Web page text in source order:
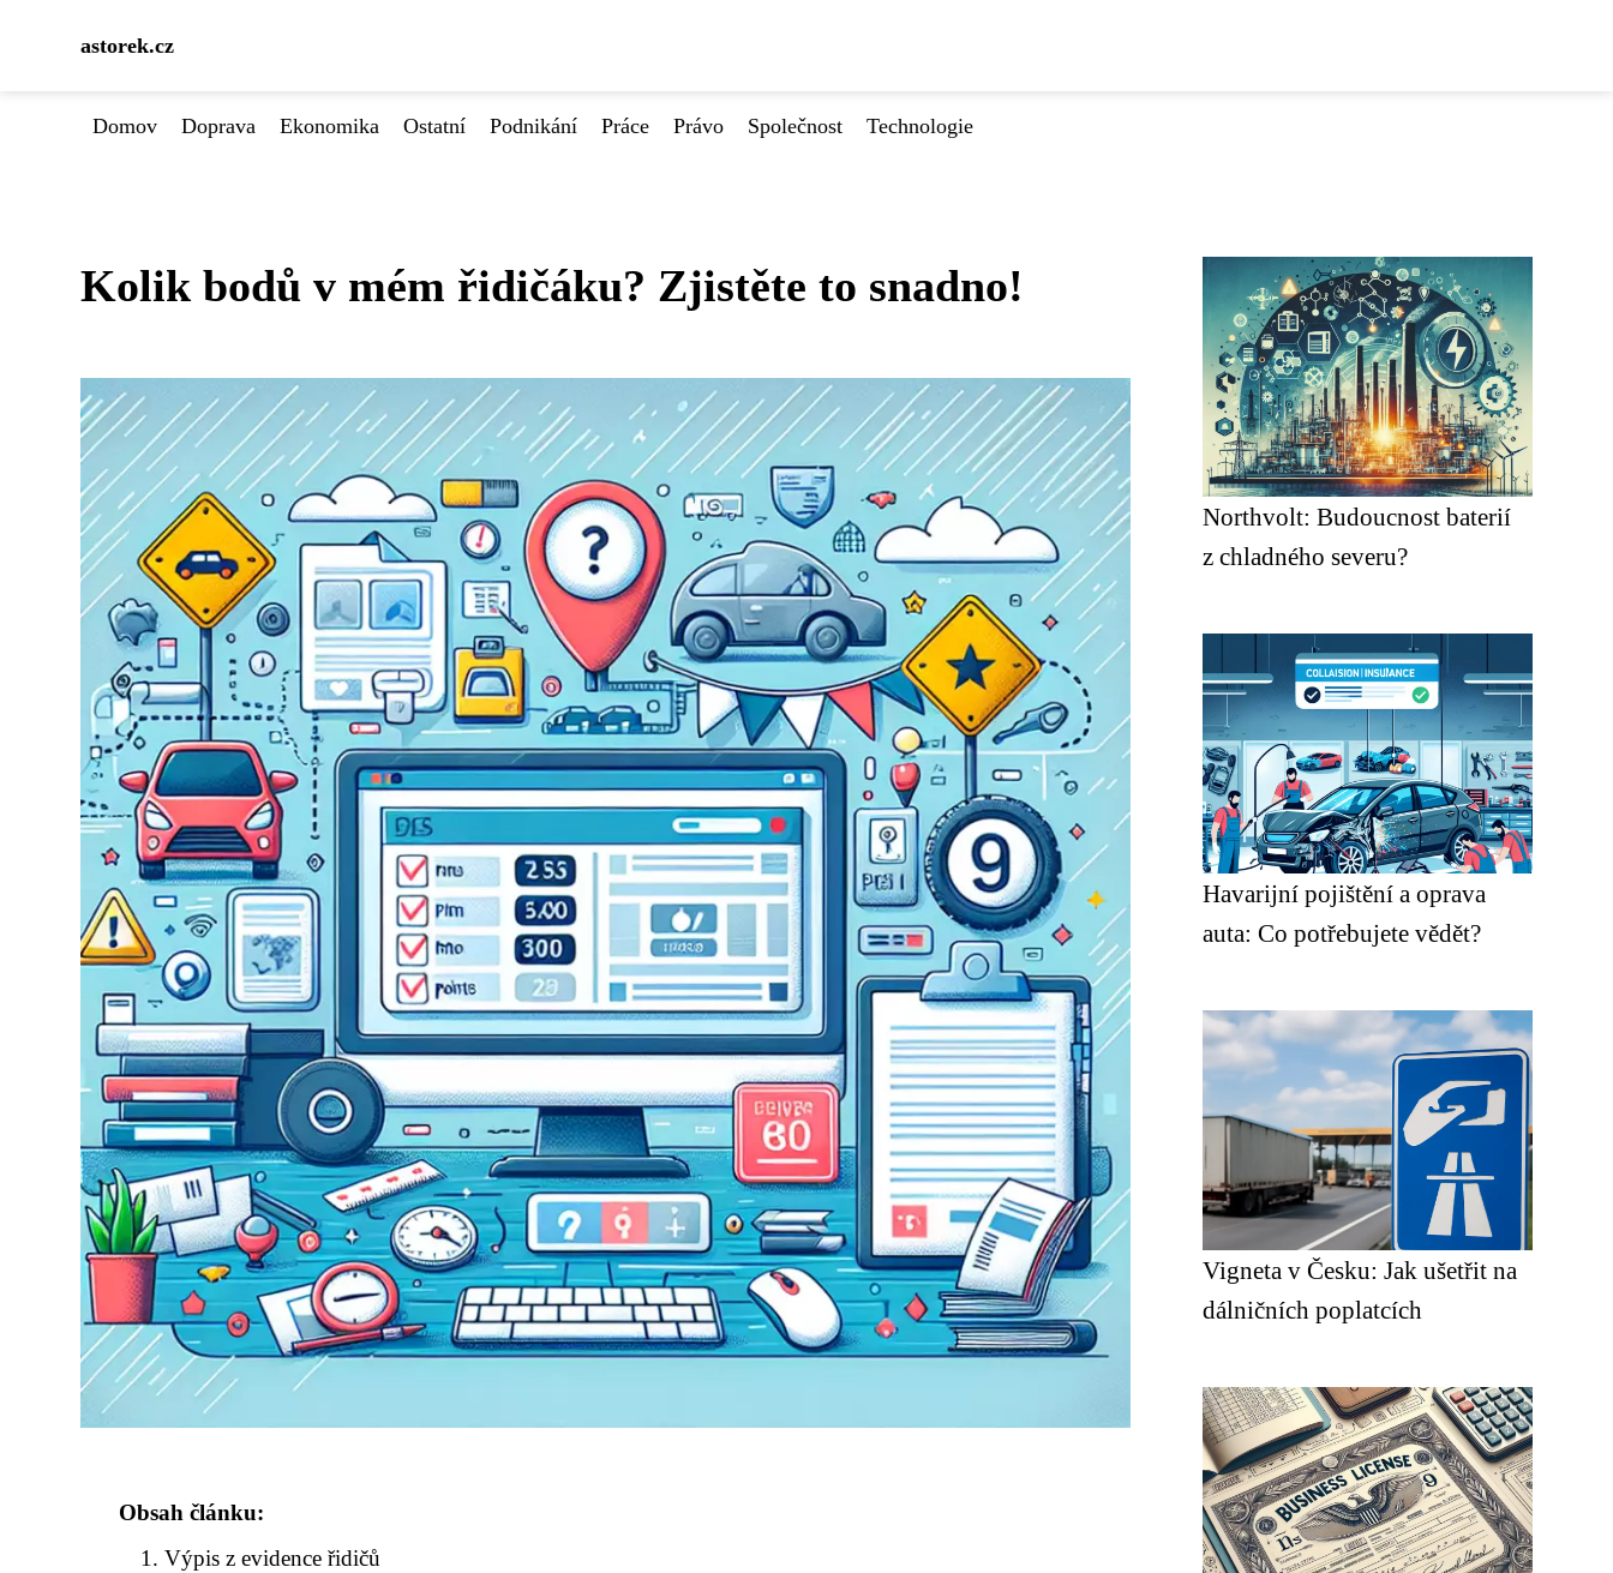
astorek.cz
Domov Doprava Ekonomika Ostatní Podnikání Práce Právo Společnost Technologie
Kolik bodů v mém řidičáku? Zjistěte to snadno!
Obsah článku:
Výpis z evidence řidičů
Northvolt: Budoucnost baterií
z chladného severu?
Havarijní pojištění a oprava
auta: Co potřebujete vědět?
Vigneta v Česku: Jak ušetřit na
dálničních poplatcích